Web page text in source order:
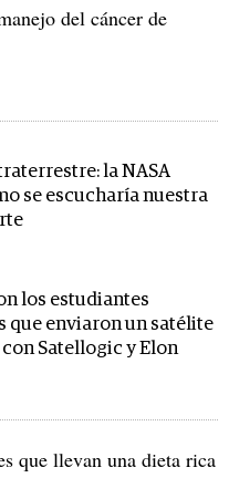
del cáncer de
la NASA
se escucharía nuestra
los estudiantes
que enviaron un satélite
Satellogic y Elon
que llevan una dieta rica